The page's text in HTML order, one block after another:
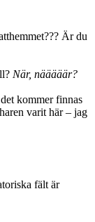
Är du
När, nääääär?
kommer finnas
varit här – jag
fält är